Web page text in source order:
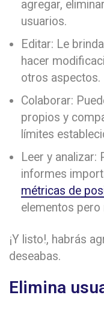
agregar,
usuarios.
Editar: Le
hacer
otros aspectos.
Colaborar:
propios y
límites
Leer y analizar:
informes
métricas de
elementos
¡Y listo!, habrás
deseabas.
Elimina